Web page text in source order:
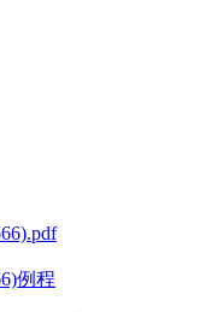
例程